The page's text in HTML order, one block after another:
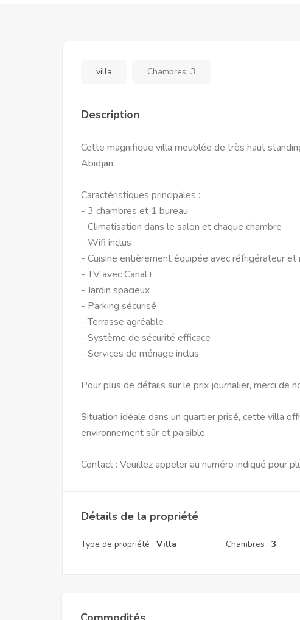
villa Chambres: 3
Description
Cette magnifique villa meublée de très haut
Abidjan.
Caractéristiques principales :
- 3 chambres et 1 bureau
- Climatisation dans le salon et chaque chambre
- Wifi inclus
- Cuisine entièrement équipée avec réfrigérateur et
- TV avec Canal+
- Jardin spacieux
- Parking sécurisé
- Terrasse agréable
- Système de sécurité efficace
- Services de ménage inclus
Pour plus de détails sur le prix journalier, merci de
Situation idéale dans un quartier prisé, cette villa
environnement sûr et paisible.
Contact : Veuillez appeler au numéro indiqué pour
Détails de la propriété
Type de propriété : Villa Chambres : 3